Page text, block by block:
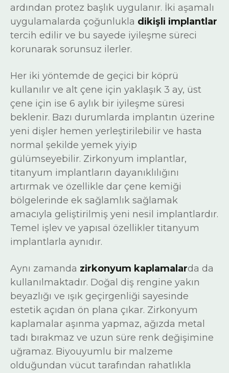
ardından protez başlık uygulanır. İki aşamalı
uygulamalarda çoğunlukla dikişli implantlar
tercih edilir ve bu sayede iyileşme süreci
korunarak sorunsuz ilerler.
Her iki yöntemde de geçici bir köprü
kullanılır ve alt çene için yaklaşık 3 ay, üst
çene için ise 6 aylık bir iyileşme süresi
beklenir. Bazı durumlarda implantın üzerine
yeni dişler hemen yerleştirilebilir ve hasta
normal şekilde yemek yiyip
gülümseyebilir. Zirkonyum implantlar,
titanyum implantların dayanıklılığını
artırmak ve özellikle dar çene kemiği
bölgelerinde ek sağlamlık sağlamak
amacıyla geliştirilmiş yeni nesil implantlardır.
Temel işlev ve yapısal özellikler titanyum
implantlarla aynıdır.
Aynı zamanda zirkonyum kaplamalarda da
kullanılmaktadır. Doğal diş rengine yakın
beyazlığı ve ışık geçirgenliği sayesinde
estetik açıdan ön plana çıkar. Zirkonyum
kaplamalar aşınma yapmaz, ağızda metal
tadı bırakmaz ve uzun süre renk değişimine
uğramaz. Biyouyumlu bir malzeme
olduğundan vücut tarafından rahatlıkla